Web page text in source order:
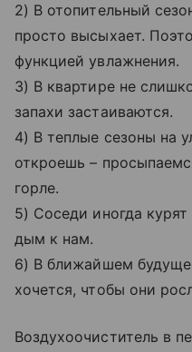
2) В отопительный
просто высыхает.
функцией увлажнения.
3) В квартире не
запахи застаиваются.
4) В теплые сезоны на
откроешь –
горле.
5) Соседи иногда курят
дым к нам.
6) В ближайшем
хочется, чтобы они
Воздухоочиститель в